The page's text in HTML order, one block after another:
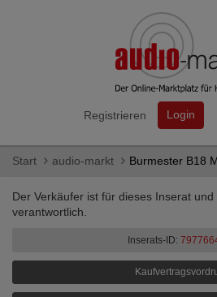
Registrieren Login
Start audio-markt Burmester B18
Der Verkäufer ist für dieses Inserat
verantwortlich.
Inserats-ID: